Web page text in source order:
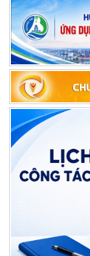
LỊCH CÔNG TÁC
LỊCH CÔNG TÁC
NGÀY 09/8/2026